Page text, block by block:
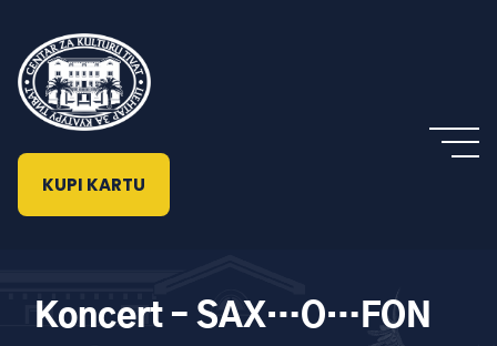
KUPI KARTU
Koncert – SAX…O…FON